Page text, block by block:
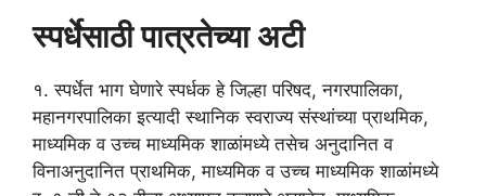
स्पर्धेसाठी पात्रतेच्या अटी
१. स्पर्धेत भाग घेणारे स्पर्धक हे जिल्हा परिषद, नगरपालिका,
महानगरपालिका इत्यादी स्थानिक स्वराज्य संस्थांच्या प्राथमिक,
माध्यमिक व उच्च माध्यमिक शाळांमध्ये तसेच अनुदानित व
विनाअनुदानित प्राथमिक, माध्यमिक व उच्च माध्यमिक शाळांमध्ये